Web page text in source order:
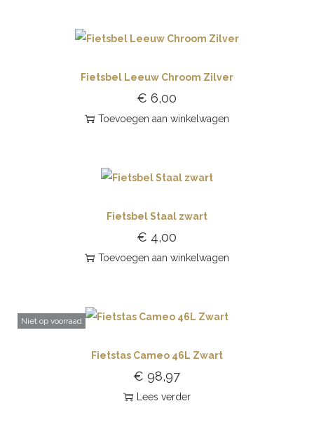
Fietsbel Leeuw Chroom Zilver
€ 6,00
Toevoegen aan winkelwagen
Fietsbel Staal zwart
€ 4,00
Toevoegen aan winkelwagen
Niet op voorraad
Fietstas Cameo 46L Zwart
€ 98,97
Lees verder